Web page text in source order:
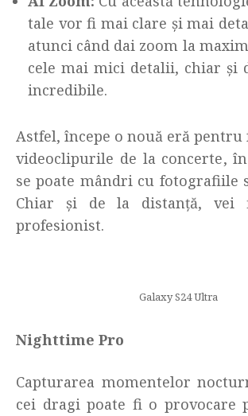
tale vor fi mai clare și mai
atunci când dai zoom la
cele mai mici detalii, chiar și
incredibile.
Astfel, începe o nouă eră
videoclipurile de la concerte,
se poate mândri cu fotografiile
Chiar și de la distanță, vei
profesionist.
Galaxy S24 Ultra
Nighttime Pro
Capturarea momentelor
cei dragi poate fi o provocare